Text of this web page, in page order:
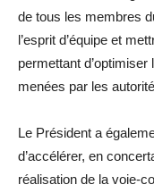
de tous les membres
l’esprit d’équipe et
permettant d’optimiser
menées par les
Le Président a
d’accélérer, en
réalisation de la voie-